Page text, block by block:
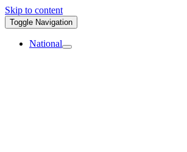
Skip to content
Toggle Navigation
National